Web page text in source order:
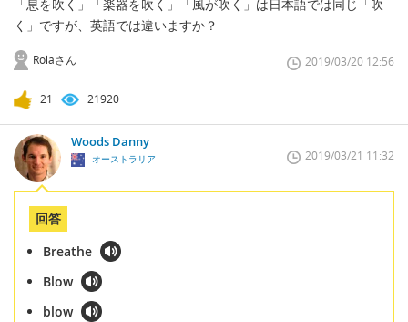
「息を吹く」「楽器を吹く」「風が吹く」は日本語では同じ「吹
く」ですが、英語では違いますか？
Rolaさん 2019/03/20 12:56
21 21920
Woods Danny
オーストラリア 2019/03/21 11:32
回答
Breathe
Blow
blow